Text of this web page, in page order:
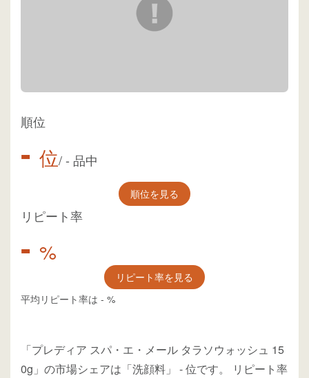
順位
- 位/- 品中
順位を見る
リピート率
- %
リピート率を見る
平均リピート率は - %
「プレディア スパ・エ・メール タラソウォッシュ 15
0g」の市場シェアは「洗顔料」 -位です。
リピート率